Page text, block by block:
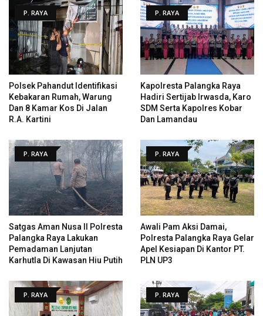
P. RAYA
Polsek Pahandut Identifikasi
Kebakaran Rumah, Warung
Dan 8 Kamar Kos Di Jalan
R.A. Kartini
P. RAYA
Kapolresta Palangka Raya
Hadiri Sertijab Irwasda, Karo
SDM Serta Kapolres Kobar
Dan Lamandau
P. RAYA
Satgas Aman Nusa II Polresta
Palangka Raya Lakukan
Pemadaman Lanjutan
Karhutla Di Kawasan Hiu Putih
P. RAYA
Awali Pam Aksi Damai,
Polresta Palangka Raya Gelar
Apel Kesiapan Di Kantor PT.
PLN UP3
P. RAYA P. RAYA